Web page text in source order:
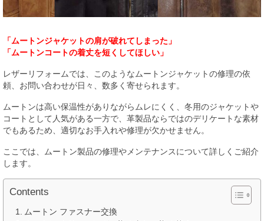
「ムートンジャケットの肩が破れてしまった」
「ムートンコートの着丈を短くしてほしい」
レザーリフォームでは、このようなムートンジャケットの修理の依
頼、お問い合わせが日々、数多く寄せられます。
ムートンは高い保温性がありながらムレにくく、冬用のジャケットや
コートとして人気がある一方で、革製品ならではのデリケートな素材
でもあるため、適切なお手入れや修理が欠かせません。
ここでは、ムートン製品の修理やメンテナンスについて詳しくご紹介
します。
Contents
ムートン ファスナー交換